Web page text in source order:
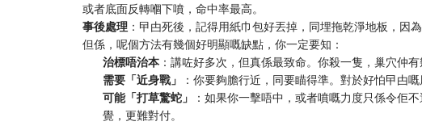
或者底面反轉嗰下噴，命中率最高。
事後處理 ：曱甴死後，記得用紙巾包好丟掉，同埋拖乾淨地板，因
但係，呢個方法有幾個好明顯嘅缺點，你一定要知：
治標唔治本 ：講咗好多次，但真係最致命。你殺一隻，巢穴仲
需要「近身戰」
：你要夠膽行近，同要瞄得準。對於好怕曱甴
可能「打草驚蛇」
：如果你一擊唔中，或者噴嘅力度只係令佢
覺，更難對付。